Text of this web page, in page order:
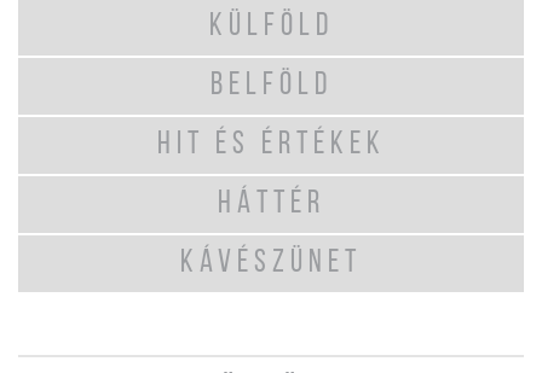
KÜLFÖLD
BELFÖLD
HIT ÉS ÉRTÉKEK
HÁTTÉR
KÁVÉSZÜNET